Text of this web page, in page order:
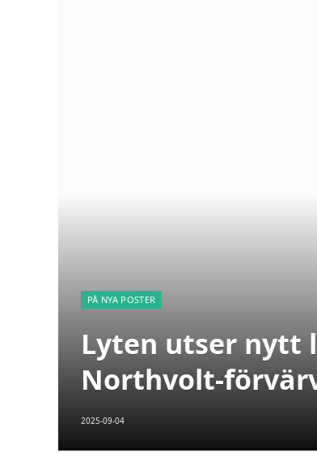
PÅ NYA POSTER
Lyten utser nytt
Northvolt-
2025-09-04